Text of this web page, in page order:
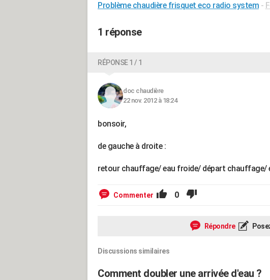
Problème chaudière frisquet eco radio system -
1 réponse
RÉPONSE 1 / 1
doc chaudière
22 nov. 2012 à 18:24
bonsoir,
de gauche à droite :
retour chauffage/ eau froide/ départ chauffage/
Commenter 0
Répondre
Discussions similaires
Comment doubler une arrivée d'eau ?